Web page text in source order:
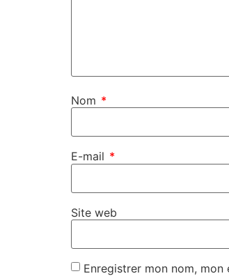
Nom *
E-mail *
Site web
Enregistrer mon nom,